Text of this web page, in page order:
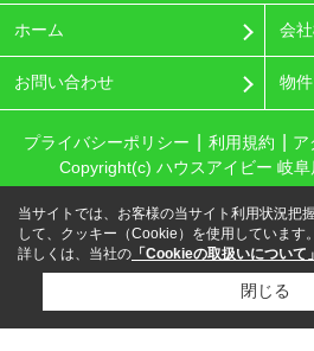
ホーム 会
お問い合わせ 物
プライバシーポリシー 利用規約 ア
Copyright(c) ハウスアイビー 岐
当サイトでは、お客様の当サイト利用状況把
して、クッキー（Cookie）を使用しています。
詳しくは、当社の 「Cookieの取扱いについて」
閉じる